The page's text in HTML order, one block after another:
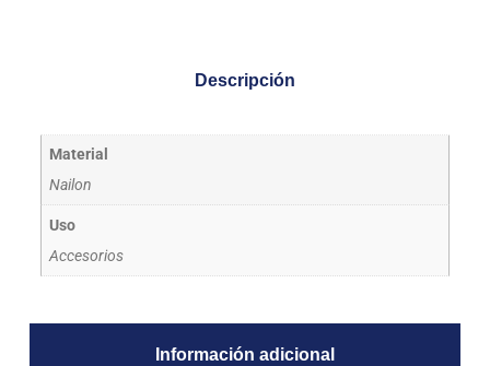
Descripción
Información adicional
Material
Nailon
Uso
Accesorios